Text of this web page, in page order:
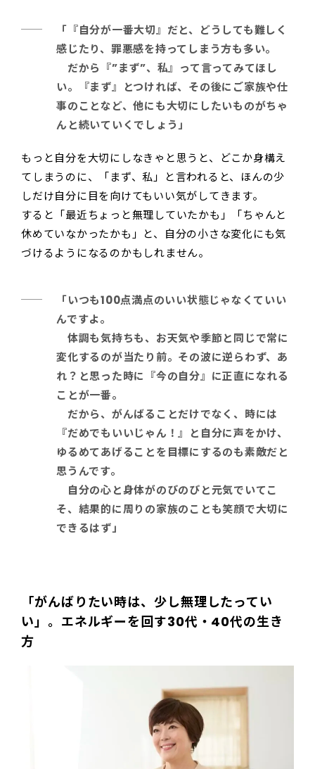
「『自分が一番大切』だと、どうしても難しく
感じたり、罪悪感を持ってしまう方も多い。
だから『”まず”、私』って言ってみてほし
い。『まず』とつければ、その後にご家族や仕
事のことなど、他にも大切にしたいものがちゃ
んと続いていくでしょう」
もっと自分を大切にしなきゃと思うと、どこか身構え
てしまうのに、「まず、私」と言われると、ほんの少
しだけ自分に目を向けてもいい気がしてきます。
すると「最近ちょっと無理していたかも」「ちゃんと
休めていなかったかも」と、自分の小さな変化にも気
づけるようになるのかもしれません。
「いつも100点満点のいい状態じゃなくていい
んですよ。
体調も気持ちも、お天気や季節と同じで常に
変化するのが当たり前。その波に逆らわず、あ
れ？と思った時に『今の自分』に正直になれる
ことが一番。
だから、がんばることだけでなく、時には
『だめでもいいじゃん！』と自分に声をかけ、
ゆるめてあげることを目標にするのも素敵だと
思うんです。
自分の心と身体がのびのびと元気でいてこ
そ、結果的に周りの家族のことも笑顔で大切に
できるはず」
「がんばりたい時は、少し無理したってい
い」。エネルギーを回す30代・40代の生き
方